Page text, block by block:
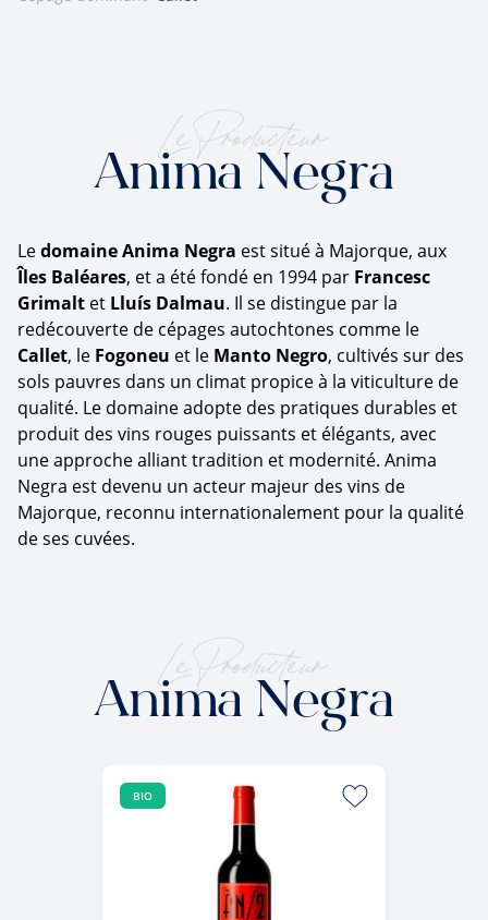
Le Producteur
Anima Negra
Ledomaine Anima Negra est situé à Majorque, aux
Îles Baléares, et a été fondé en 1994 par Francesc
Grimalt et Lluís Dalmau. Il se distingue par la
redécouverte de cépages autochtones comme le
Callet, le Fogoneu et le Manto Negro, cultivés sur des
sols pauvres dans un climat propice à la viticulture de
qualité. Le domaine adopte des pratiques durables et
produit des vins rouges puissants et élégants, avec
une approche alliant tradition et modernité. Anima
Negra est devenu un acteur majeur des vins de
Majorque, reconnu internationalement pour la qualité
de ses cuvées.
Le Producteur
Anima Negra
BIO